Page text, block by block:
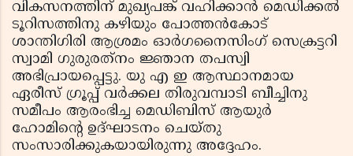
വികസനത്തിന് മുഖ്യപങ്ക് വഹിക്കാന്‍ മെഡിക്കല്‍
ടൂറിസത്തിനു കഴിയും പോത്തന്‍കോട്
ശാന്തിഗിരി ആശ്രമം ഓര്‍ഗനൈസിംഗ് സെക്രട്ടറി
സ്വാമി ഗുരുരത്‌നം ജ്ഞാന തപസ്വി
അഭിപ്രായപ്പെട്ടു. യു എ ഇ ആസ്ഥാനമായ
ഏരീസ് ഗ്രൂപ്പ് വര്‍ക്കല തിരുവമ്പാടി ബീച്ചിനു
സമീപം ആരംഭിച്ച മെഡിബിസ് ആയുര്‍
ഹോമിന്റെ ഉദ്ഘാടനം ചെയ്തു
സംസാരിക്കുകയായിരുന്നു അദ്ദേഹം.